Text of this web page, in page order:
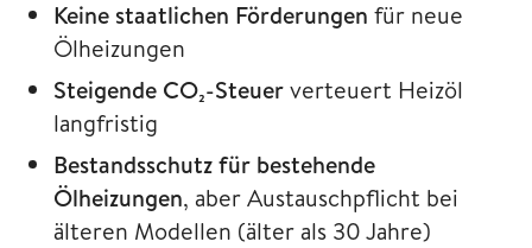
Keine staatlichen Förderungen für neue
Ölheizungen
Steigende CO₂-Steuerverteuert Heizöl
langfristig
Bestandsschutz für bestehende
Ölheizungen, aber Austauschpflicht bei
älteren Modellen (älter als 30 Jahre)